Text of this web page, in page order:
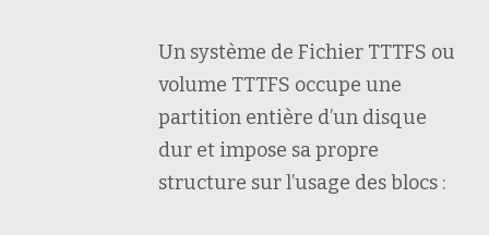
Un système de Fichier TTTFS ou
volume TTTFS occupe une
partition entière d’un disque
dur et impose sa propre
structure sur l’usage des blocs :